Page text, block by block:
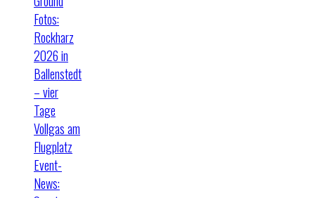
Fotos:
Rockharz
2026 in
Ballenstedt
– vier
Tage
Vollgas am
Flugplatz
Event-
News: